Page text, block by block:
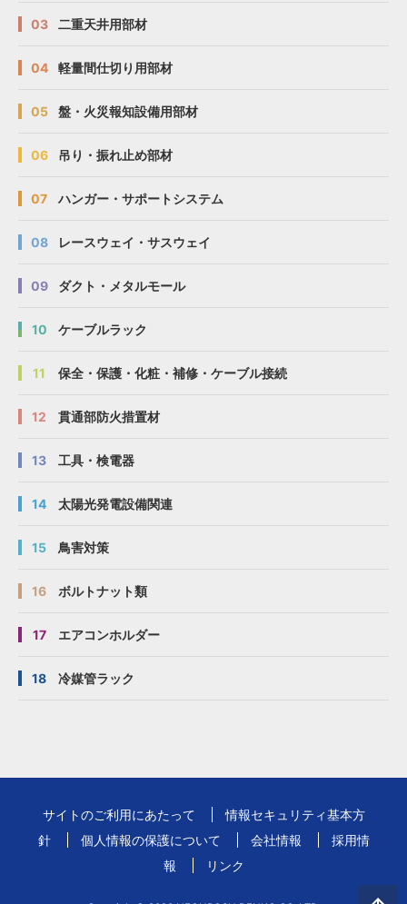
03 二重天井用部材
04 軽量間仕切り用部材
05 盤・火災報知設備用部材
06 吊り・振れ止め部材
07 ハンガー・サポートシステム
08 レースウェイ・サスウェイ
09 ダクト・メタルモール
10 ケーブルラック
11 保全・保護・化粧・補修・ケーブル接続
12 貫通部防火措置材
13 工具・検電器
14 太陽光発電設備関連
15 鳥害対策
16 ボルトナット類
17 エアコンホルダー
18 冷媒管ラック
サイトのご利用にあたって
情報セキュリティ基本方
針
個人情報の保護について 会社情報
採用情
報
リンク